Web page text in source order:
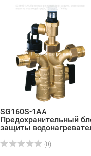
SG160S-1AA
Предохранительный
защиты
(0)